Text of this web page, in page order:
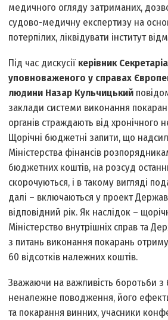
медичного огляду затриманих,
судово-медичну експертизу на
потерпілих, ліквідувати інститут
Під час дискусії керівник
уповноваженого у справах
людини Назар Кульчицький
заклади системи виконання
органів страждають від хронічного
Щорічні бюджетні запити, що
Міністерства фінансів
бюджетних коштів, на розсуд
скорочуються, і в такому вигляді
далі – включаються у проект
відповідний рік. Як наслідок –
Міністерство внутрішніх справ та
з питань виконання покарань
60 відсотків належних коштів.
Зважаючи на важливість боротьби з
неналежне поводження, його
та покарання винних, учасники